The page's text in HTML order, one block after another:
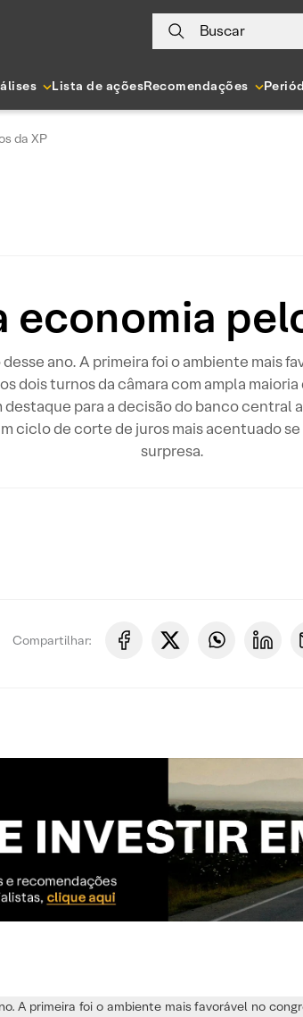
Buscar
Lista de açõesRecomendações
da XP
economia
ano. A primeira foi o ambiente mais
dois turnos da câmara com ampla
para a decisão do banco central
ciclo de corte de juros mais acentuado
surpresa.
Compartilhar:
A primeira foi o ambiente mais favorável no